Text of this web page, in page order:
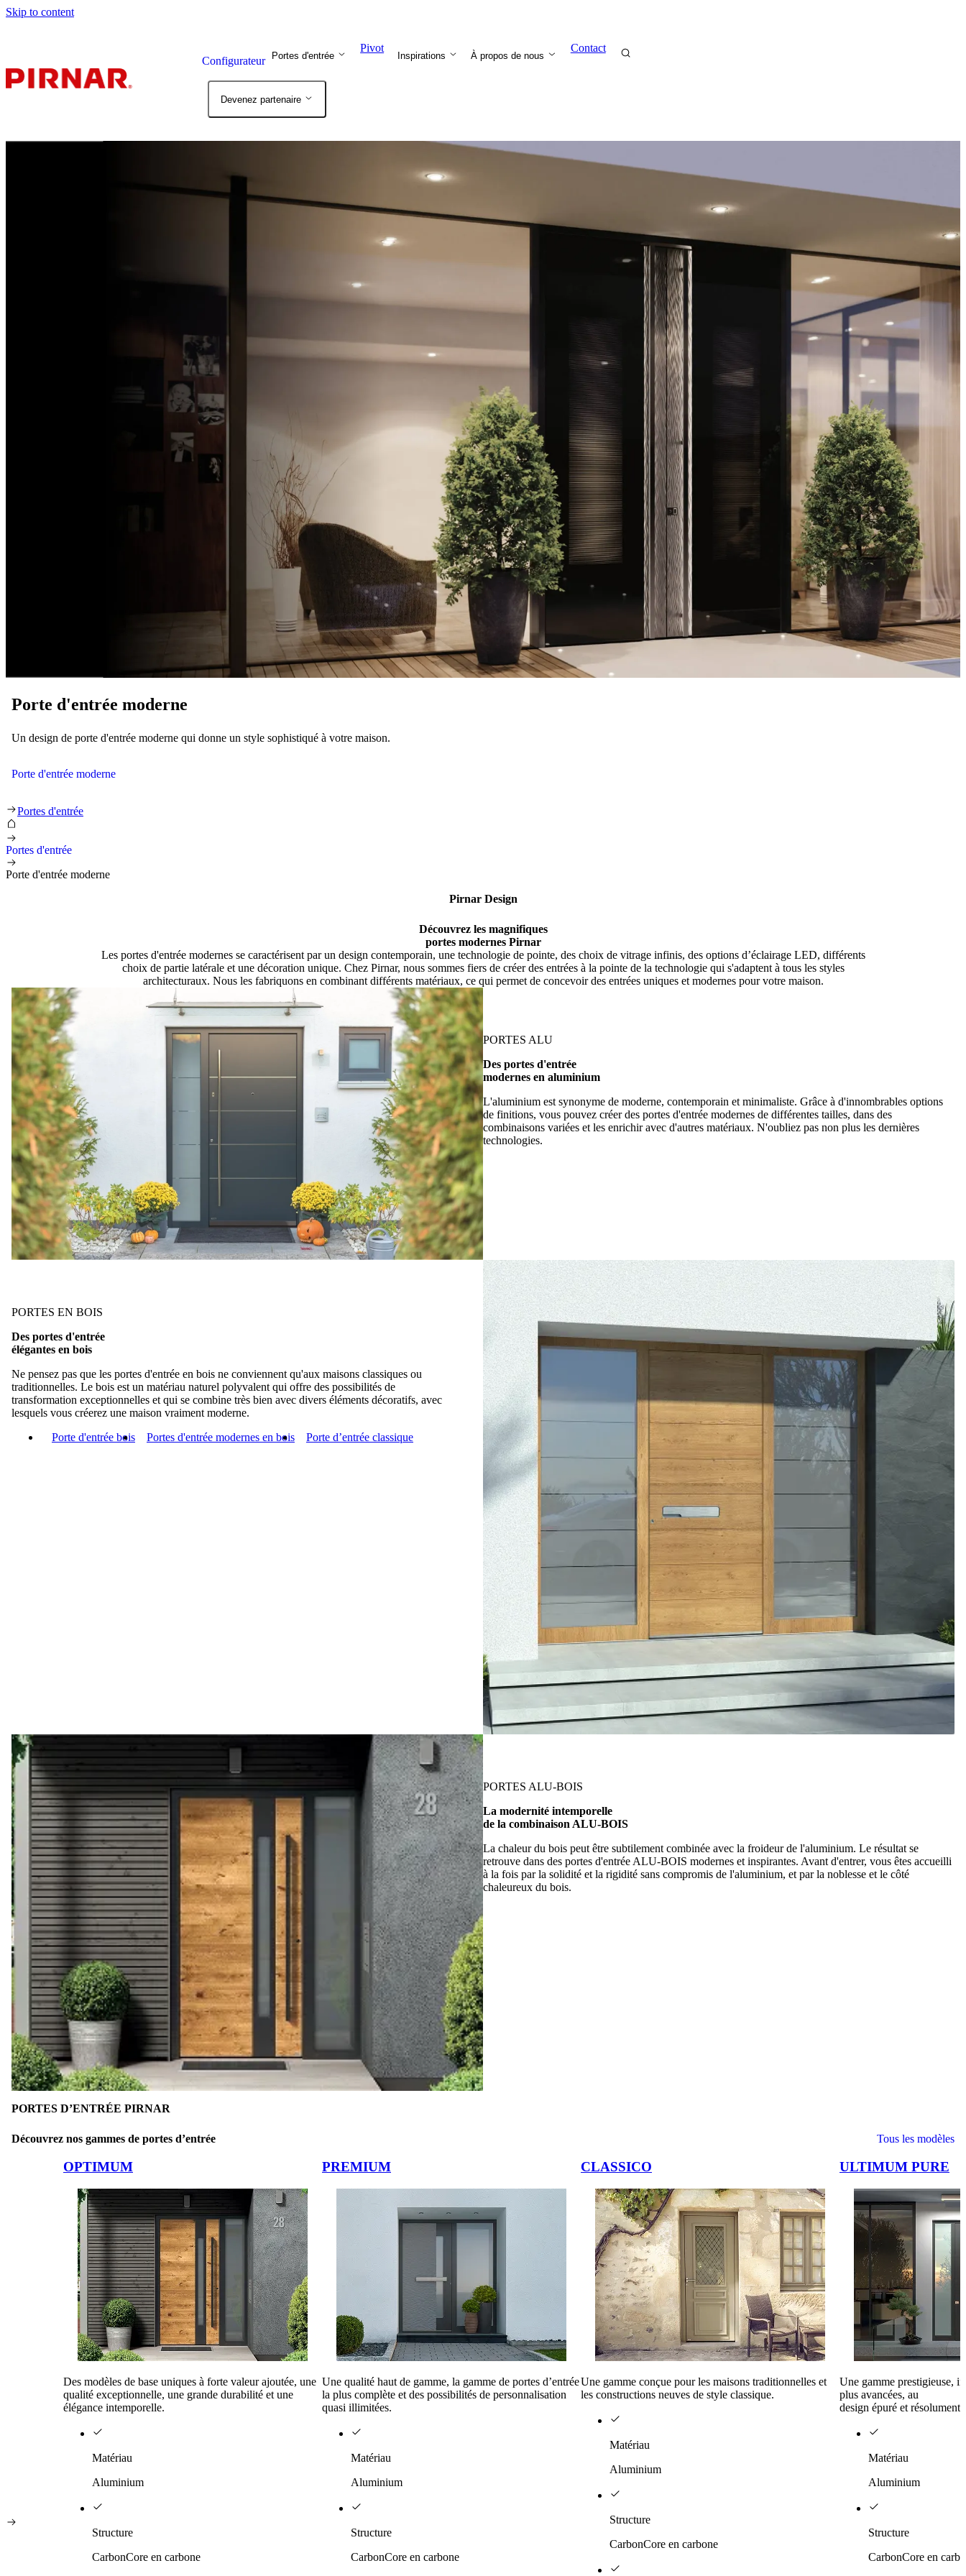
Skip to content
Configurateur Portes d'entrée
Pivot
Inspirations À propos de nous
Contact
Devenez partenaire
Porte d'entrée moderne
Un design de porte d'entrée moderne qui donne un style sophistiqué à votre maison.
Porte d'entrée moderne
Porte d'entrée moderne
Portes d'entrée
Portes d'entrée
Porte d'entrée moderne
Pirnar Design
Découvrez les magnifiques
portes modernes Pirnar
Les portes d'entrée modernes se caractérisent par un design contemporain, une technologie de pointe, des choix de vitrage infinis, des options d’éclairage LED, différents
choix de partie latérale et une décoration unique. Chez Pirnar, nous sommes fiers de créer des entrées à la pointe de la technologie qui s'adaptent à tous les styles
architecturaux. Nous les fabriquons en combinant différents matériaux, ce qui permet de concevoir des entrées uniques et modernes pour votre maison.
PORTES ALU
Des portes d'entrée
modernes en aluminium
L'aluminium est synonyme de moderne, contemporain et minimaliste. Grâce à d'innombrables options
de finitions, vous pouvez créer des portes d'entrée modernes de différentes tailles, dans des
combinaisons variées et les enrichir avec d'autres matériaux. N'oubliez pas non plus les dernières
technologies.
PORTES EN BOIS
Des portes d'entrée
élégantes en bois
Ne pensez pas que les portes d'entrée en bois ne conviennent qu'aux maisons classiques ou
traditionnelles. Le bois est un matériau naturel polyvalent qui offre des possibilités de
transformation exceptionnelles et qui se combine très bien avec divers éléments décoratifs, avec
lesquels vous créerez une maison vraiment moderne.
Porte d'entrée bois
Portes d'entrée modernes en bois Porte d’entrée classique
PORTES ALU-BOIS
La modernité intemporelle
de la combinaison ALU-BOIS
La chaleur du bois peut être subtilement combinée avec la froideur de l'aluminium. Le résultat se
retrouve dans des portes d'entrée ALU-BOIS modernes et inspirantes. Avant d'entrer, vous êtes accueilli
à la fois par la solidité et la rigidité sans compromis de l'aluminium, et par la noblesse et le côté
chaleureux du bois.
PORTES D’ENTRÉE PIRNAR
Découvrez nos gammes de portes d’entrée
Tous les modèles
OPTIMUM
Des modèles de base uniques à forte valeur ajoutée, une
qualité exceptionnelle, une grande durabilité et une
élégance intemporelle.
Matériau
Aluminium
Structure
CarbonCore en carbone
PREMIUM
Une qualité haut de gamme, la gamme de portes d’entrée
la plus complète et des possibilités de personnalisation
quasi illimitées.
Matériau
Aluminium
Structure
CarbonCore en carbone
CLASSICO
Une gamme conçue pour les maisons traditionnelles et
les constructions neuves de style classique.
Matériau
Aluminium
Structure
CarbonCore en carbone
ULTIMUM PURE
Une gamme prestigieuse,
plus avancées, au
design épuré et résolument
Matériau
Aluminium
Structure
CarbonCore en